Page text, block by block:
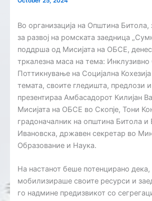
Во организација на Општина
за развој на ромската заедница
поддрша од Мисијата на ОБСЕ,
тркалезна маса на тема:
Поттикнување на Социјална
темата, своите гледишта, предлози
презентираа Амбасадорот Килијан
Мисијата на ОБСЕ во Скопје, Тони
градоначалник на општина Битола и
Ивановска, државен секретар во
Образование и Наука.
На настанот беше потенцирано
мобилизираше своите ресурси и
го надмине предизвикот со